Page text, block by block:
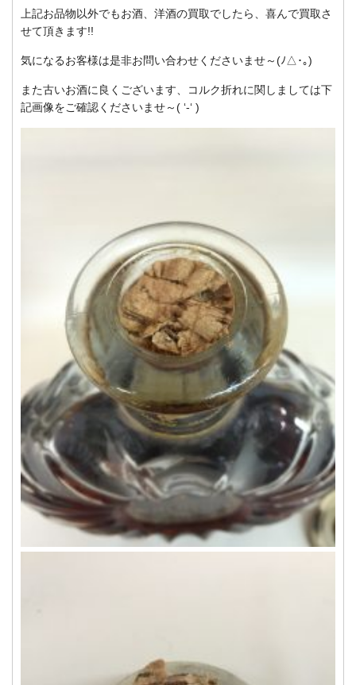
上記お品物以外でもお酒、洋酒の買取でしたら、喜んで買取さ
せて頂きます!!
気になるお客様は是非お問い合わせくださいませ～(ﾉ△･｡)
また古いお酒に良くございます、コルク折れに関しましては下
記画像をご確認くださいませ～( ‘-‘ )